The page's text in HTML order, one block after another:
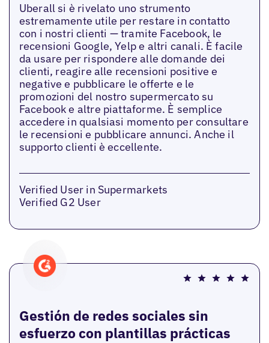
Uberall si è rivelato uno strumento
estremamente utile per restare in contatto
con i nostri clienti — tramite Facebook, le
recensioni Google, Yelp e altri canali. È facile
da usare per rispondere alle domande dei
clienti, reagire alle recensioni positive e
negative e pubblicare le offerte e le
promozioni del nostro supermercato su
Facebook e altre piattaforme. È semplice
accedere in qualsiasi momento per consultare
le recensioni e pubblicare annunci. Anche il
supporto clienti è eccellente.
Verified User in Supermarkets
Verified G2 User
Gestión de redes sociales sin
esfuerzo con plantillas prácticas